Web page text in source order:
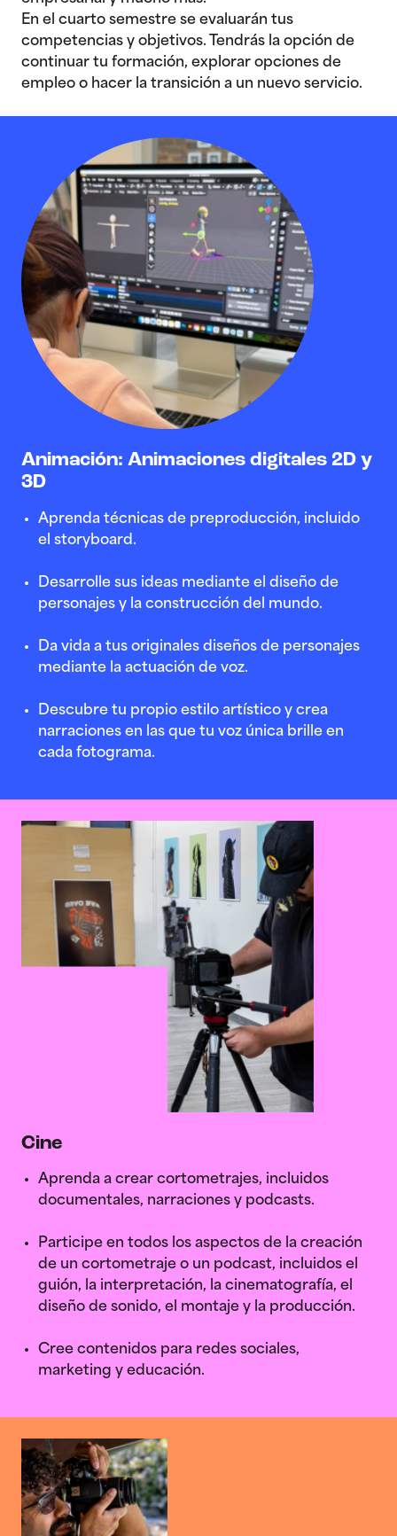
En el cuarto semestre se evaluarán tus
competencias y objetivos. Tendrás la opción de
continuar tu formación, explorar opciones de
empleo o hacer la transición a un nuevo servicio.
Animación: Animaciones digitales 2D y
3D
Aprenda técnicas de preproducción, incluido
el storyboard.
Desarrolle sus ideas mediante el diseño de
personajes y la construcción del mundo.
Da vida a tus originales diseños de personajes
mediante la actuación de voz.
Descubre tu propio estilo artístico y crea
narraciones en las que tu voz única brille en
cada fotograma.
Cine
Aprenda a crear cortometrajes, incluidos
documentales, narraciones y podcasts.
Participe en todos los aspectos de la creación
de un cortometraje o un podcast, incluidos el
guión, la interpretación, la cinematografía, el
diseño de sonido, el montaje y la producción.
Cree contenidos para redes sociales,
marketing y educación.